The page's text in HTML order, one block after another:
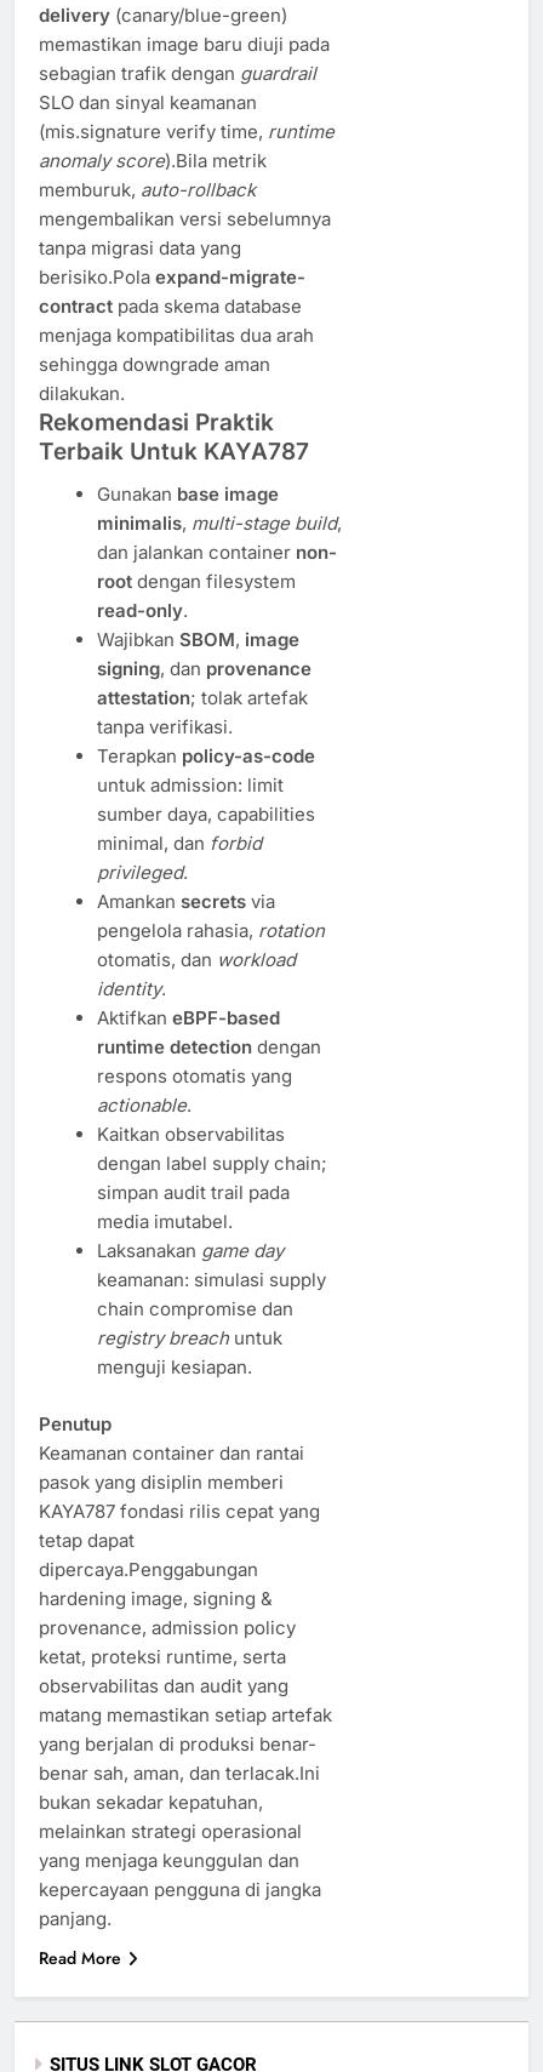
delivery (canary/blue-green)
memastikan image baru diuji pada
sebagian trafik dengan guardrail
SLO dan sinyal keamanan
(mis.signature verify time, runtime
anomaly score).Bila metrik
memburuk, auto-rollback
mengembalikan versi sebelumnya
tanpa migrasi data yang
berisiko.Pola expand-migrate-
contract pada skema database
menjaga kompatibilitas dua arah
sehingga downgrade aman
dilakukan.
Rekomendasi Praktik
Terbaik Untuk KAYA787
Gunakan base image
minimalis, multi-stage build,
dan jalankan container non-
rootdengan filesystem
read-only.
Wajibkan SBOM, image
signing, dan provenance
attestation; tolak artefak
tanpa verifikasi.
Terapkan policy-as-code
untuk admission: limit
sumber daya, capabilities
minimal, dan forbid
privileged.
Amankan secretsvia
pengelola rahasia, rotation
otomatis, dan workload
identity.
Aktifkan eBPF-based
runtime detectiondengan
respons otomatis yang
actionable.
Kaitkan observabilitas
dengan label supply chain;
simpan audit trail pada
media imutabel.
Laksanakan game day
keamanan: simulasi supply
chain compromise dan
registry breachuntuk
menguji kesiapan.
Penutup
Keamanan container dan rantai
pasok yang disiplin memberi
KAYA787 fondasi rilis cepat yang
tetap dapat
dipercaya.Penggabungan
hardening image, signing &
provenance, admission policy
ketat, proteksi runtime, serta
observabilitas dan audit yang
matang memastikan setiap artefak
yang berjalan di produksi benar-
benar sah, aman, dan terlacak.Ini
bukan sekadar kepatuhan,
melainkan strategi operasional
yang menjaga keunggulan dan
kepercayaan pengguna di jangka
panjang.
Read More
SITUS LINK SLOT GACOR